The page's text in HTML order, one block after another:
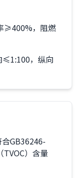
≥400%，阻燃
≤1:100，纵向
GB36246-
TVOC）含量